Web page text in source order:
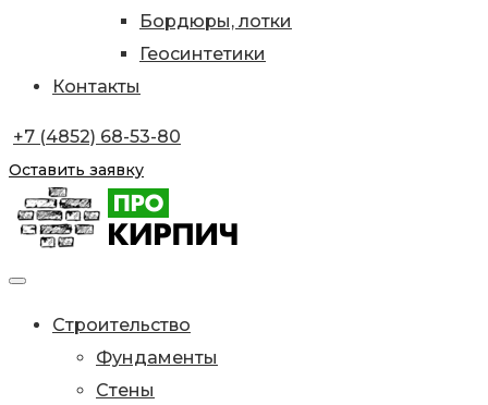
Бордюры, лотки
Геосинтетики
Контакты
+7 (4852) 68-53-80
Оставить заявку
Строительство
Фундаменты
Стены